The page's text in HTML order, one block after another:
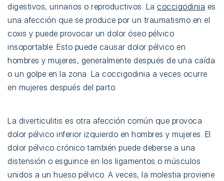
digestivos, urinarios o reproductivos. La coccigodinia es
una afección que se produce por un traumatismo en el
coxis y puede provocar un dolor óseo pélvico
insoportable. Esto puede causar dolor pélvico en
hombres y mujeres, generalmente después de una caída
o un golpe en la zona. La coccigodinia a veces ocurre
en mujeres después del parto.
La diverticulitis es otra afección común que provoca
dolor pélvico inferior izquierdo en hombres y mujeres. El
dolor pélvico crónico también puede deberse a una
distensión o esguince en los ligamentos o músculos
unidos a un hueso pélvico. A veces, la molestia proviene